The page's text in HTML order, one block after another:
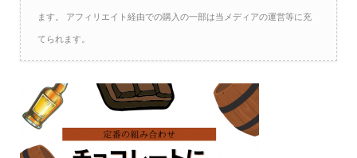
ます。 アフィリエイト経由での購入の一部は当メディアの運営等に充
てられます。